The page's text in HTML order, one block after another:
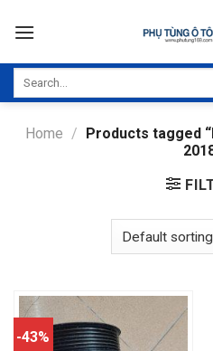
Home / Products tagged
-43%